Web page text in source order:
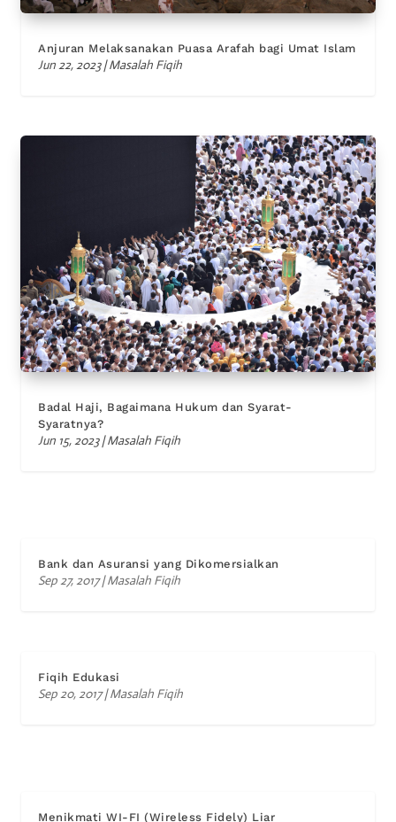
Anjuran Melaksanakan Puasa Arafah bagi Umat Islam
Jun 22, 2023|Masalah Fiqih
Badal Haji, Bagaimana Hukum dan Syarat-
Syaratnya?
Jun 15, 2023|Masalah Fiqih
Bank dan Asuransi yang Dikomersialkan
Sep 27, 2017|Masalah Fiqih
Fiqih Edukasi
Sep 20, 2017|Masalah Fiqih
Menikmati WI-FI (Wireless Fidely) Liar